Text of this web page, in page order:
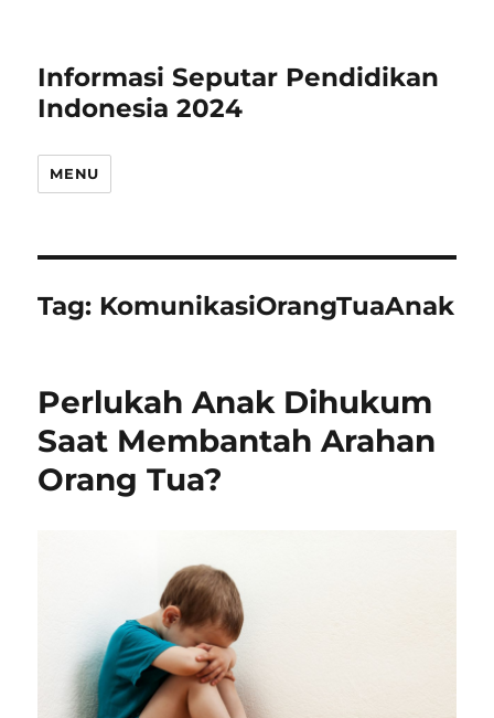
Informasi Seputar Pendidikan
Indonesia 2024
MENU
Tag: KomunikasiOrangTuaAnak
Perlukah Anak Dihukum
Saat Membantah Arahan
Orang Tua?